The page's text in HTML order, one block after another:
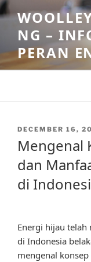
Skip
to
contentNG –
PERAN
POSTED
DECEMBER 16,
Mengenal
dan
di
Energi hijau
di Indonesia
mengenal